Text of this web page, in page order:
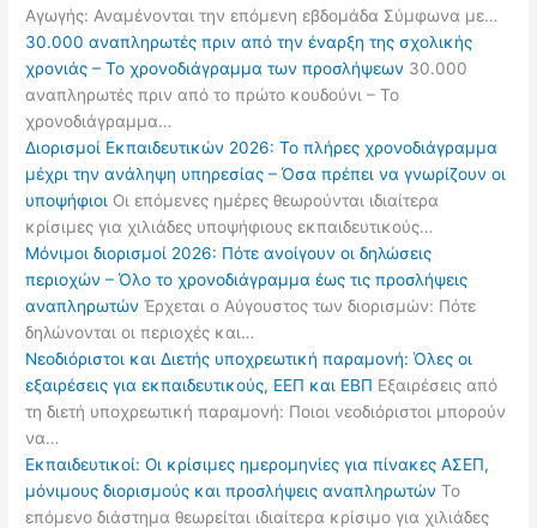
Αγωγής: Αναμένονται την επόμενη εβδομάδα Σύμφωνα με…
30.000 αναπληρωτές πριν από την έναρξη της σχολικής
χρονιάς – Το χρονοδιάγραμμα των προσλήψεων 30.000
αναπληρωτές πριν από το πρώτο κουδούνι – Το
χρονοδιάγραμμα…
Διορισμοί Εκπαιδευτικών 2026: Το πλήρες χρονοδιάγραμμα
μέχρι την ανάληψη υπηρεσίας – Όσα πρέπει να γνωρίζουν οι
υποψήφιοι Οι επόμενες ημέρες θεωρούνται ιδιαίτερα
κρίσιμες για χιλιάδες υποψήφιους εκπαιδευτικούς…
Μόνιμοι διορισμοί 2026: Πότε ανοίγουν οι δηλώσεις
περιοχών – Όλο το χρονοδιάγραμμα έως τις προσλήψεις
αναπληρωτών Έρχεται ο Αύγουστος των διορισμών: Πότε
δηλώνονται οι περιοχές και…
Νεοδιόριστοι και Διετής υποχρεωτική παραμονή: Όλες οι
εξαιρέσεις για εκπαιδευτικούς, ΕΕΠ και ΕΒΠ Εξαιρέσεις από
τη διετή υποχρεωτική παραμονή: Ποιοι νεοδιόριστοι μπορούν
να…
Εκπαιδευτικοί: Οι κρίσιμες ημερομηνίες για πίνακες ΑΣΕΠ,
μόνιμους διορισμούς και προσλήψεις αναπληρωτών Το
επόμενο διάστημα θεωρείται ιδιαίτερα κρίσιμο για χιλιάδες